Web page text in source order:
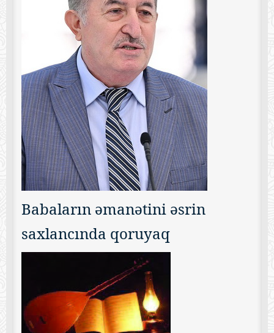
Babaların əmanətini əsrin
saxlancında qoruyaq